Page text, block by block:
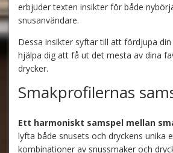
erbjuder texten insikter för både
snusanvändare.
Dessa insikter syftar till att fördjupa din
hjälpa dig att få ut det mesta av dina
drycker.
Smakprofilernas
Ett harmoniskt samspel mellan
lyfta både snusets och dryckens unika
kombinationer av snussmaker och